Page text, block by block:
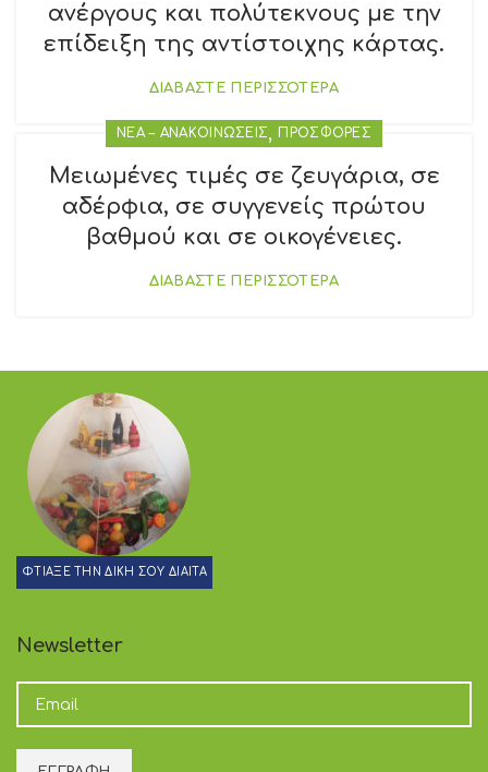
ανέργους και πολύτεκνους με την
επίδειξη της αντίστοιχης κάρτας.
ΔΙΑΒΑΣΤΕ ΠΕΡΙΣΣΟΤΕΡΑ
ΝΕΑ – ΑΝΑΚΟΙΝΩΣΕΙΣ,ΠΡΟΣΦΟΡΕΣ
Μειωμένες τιμές σε ζευγάρια, σε
αδέρφια, σε συγγενείς πρώτου
βαθμού και σε οικογένειες.
ΔΙΑΒΑΣΤΕ ΠΕΡΙΣΣΟΤΕΡΑ
ΦΤΙΑΞΕ ΤΗΝ ΔΙΚΗ ΣΟΥ ΔΙΑΙΤΑ
Newsletter